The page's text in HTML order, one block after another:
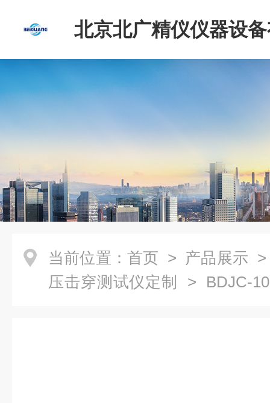
北京北广精仪仪器设
司
当前位置： 首页 > 产品展示
压击穿测试仪定制
> BDJC-